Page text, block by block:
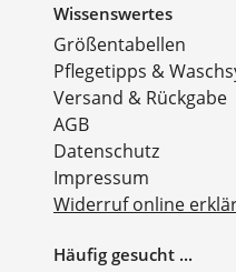
Wissenswertes
Größentabellen
Pflegetipps &
Versand & Rückgabe
AGB
Datenschutz
Impressum
Widerruf online
Häufig gesucht ...